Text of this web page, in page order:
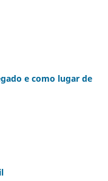
e como lugar de